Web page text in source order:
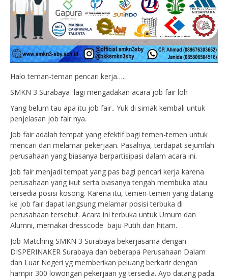
Halo teman-teman pencari kerja…..
SMKN 3 Surabaya lagi mengadakan acara job fair loh
Yang belum tau apa itu job fair.. Yuk di simak kembali untuk
penjelasan job fair nya.
Job fair adalah tempat yang efektif bagi temen-temen untuk
mencari dan melamar pekerjaan. Pasalnya, terdapat sejumlah
perusahaan yang biasanya berpartisipasi dalam acara ini.
Job fair menjadi tempat yang pas bagi pencari kerja karena
perusahaan yang ikut serta biasanya tengah membuka atau
tersedia posisi kosong. Karena itu, temen-temen yang datang
ke job fair dapat langsung melamar posisi terbuka di
perusahaan tersebut. Acara ini terbuka untuk Umum dan
Alumni, memakai dresscode baju Putih dan hitam.
Job Matching SMKN 3 Surabaya bekerjasama dengan
DISPERINAKER Surabaya dan beberapa Perusahaan Dalam
dan Luar Negeri yg memberikan peluang berkarir dengan
hampir 300 lowongan pekerjaan yg tersedia. Ayo datang pada: